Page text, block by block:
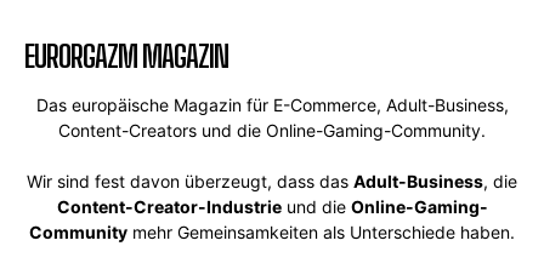
EURORGAZM MAGAZIN
Das europäische Magazin für E-Commerce, Adult-Business,
Content-Creators und die Online-Gaming-Community.
Wir sind fest davon überzeugt, dass das Adult-Business, die
Content-Creator-Industrieund die Online-Gaming-
Community mehr Gemeinsamkeiten als Unterschiede haben.